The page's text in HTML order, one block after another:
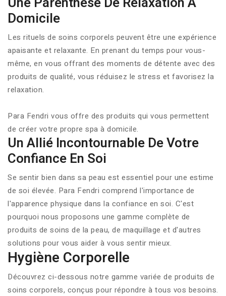
Domicile
Les rituels de soins corporels peuvent être une expérience
apaisante et relaxante. En prenant du temps pour vous-
même, en vous offrant des moments de détente avec des
produits de qualité, vous réduisez le stress et favorisez la
relaxation.
Para Fendri vous offre des produits qui vous permettent
de créer votre propre spa à domicile.
Un Allié Incontournable De Votre
Confiance En Soi
Se sentir bien dans sa peau est essentiel pour une estime
de soi élevée. Para Fendri comprend l'importance de
l'apparence physique dans la confiance en soi. C'est
pourquoi nous proposons une gamme complète de
produits de soins de la peau, de maquillage et d'autres
solutions pour vous aider à vous sentir mieux.
Hygiène Corporelle
Découvrez ci-dessous notre gamme variée de produits de
soins corporels, conçus pour répondre à tous vos besoins.